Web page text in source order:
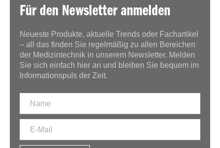
Für den Newsletter anmelden
Neueste Produkte, aktuelle Trends oder Fachartikel
– all das finden Sie regelmäßig zu allen Bereichen
der Medizintechnik in unserem Newsletter. Melden
Sie sich einfach hier an und bleiben Sie bequem im
Informationspuls der Zeit.